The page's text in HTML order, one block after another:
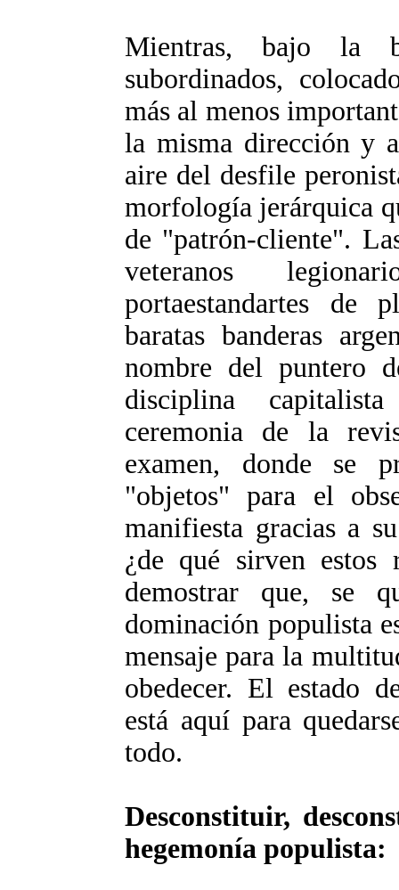
Mientras, bajo la
subordinados,
más al menos
la misma dirección y
aire del desfile
morfología jerárquica
de "patrón-cliente".
veteranos
portaestandartes de
baratas banderas
nombre del puntero
disciplina
ceremonia de la
examen, donde se
"objetos" para el
manifiesta gracias a
¿de qué sirven estos
demostrar que, se
dominación populista
mensaje para la
obedecer. El estado
está aquí para
todo.
Desconstituir,
hegemonía populista: